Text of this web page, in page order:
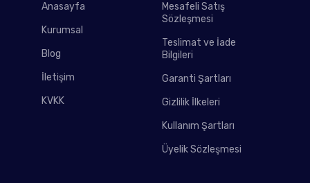
Anasayfa
Kurumsal
Blog
İletişim
KVKK
Mesafeli Satış
Sözleşmesi
Teslimat ve İade
Bilgileri
Garanti Şartları
Gizlilik İlkeleri
Kullanım Şartları
Üyelik Sözleşmesi